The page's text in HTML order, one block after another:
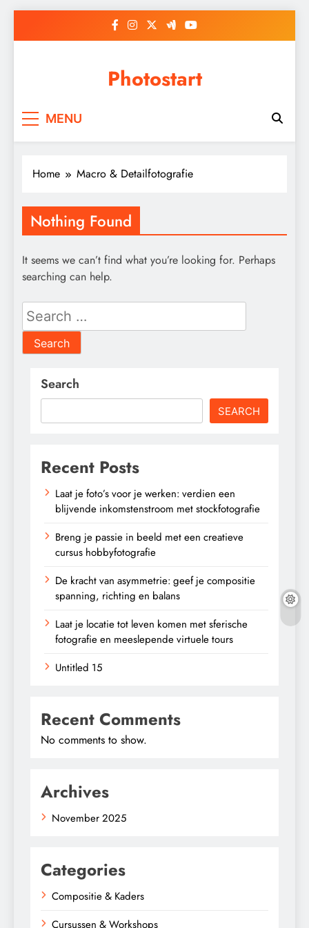
Photostart
MENU
Home Macro & Detailfotografie
Nothing Found
It seems we can’t find what you’re looking for. Perhaps
searching can help.
Search
for:
Search
SEARCH
Recent Posts
Laat je foto’s voor je werken: verdien een
blijvende inkomstenstroom met stockfotografie
Breng je passie in beeld met een creatieve
cursus hobbyfotografie
De kracht van asymmetrie: geef je compositie
spanning, richting en balans
Laat je locatie tot leven komen met sferische
fotografie en meeslepende virtuele tours
Untitled 15
Recent Comments
No comments to show.
Archives
November 2025
Categories
Compositie & Kaders
Cursussen & Workshops